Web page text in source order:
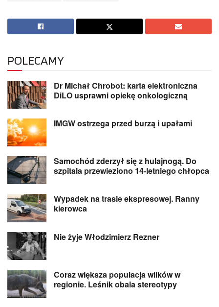
POLECAMY
Dr Michał Chrobot: karta elektroniczna
DiLO usprawni opiekę onkologiczną
IMGW ostrzega przed burzą i upałami
Samochód zderzył się z hulajnogą. Do
szpitala przewieziono 14-letniego chłopca
Wypadek na trasie ekspresowej. Ranny
kierowca
Nie żyje Włodzimierz Rezner
Coraz większa populacja wilków w
regionie. Leśnik obala stereotypy